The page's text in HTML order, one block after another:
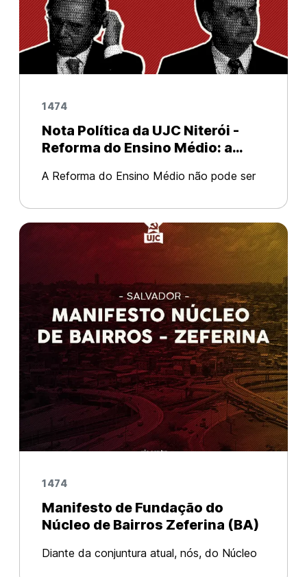
1474
Nota Política da UJC Niterói -
Reforma do Ensino Médio: a
e a formação da nova classe
A Reforma do Ensino Médio não pode ser
demais reformas empreendidas do governo
Temer para cá. A Reforma Trabalhista, o
Teto de Gastos e a Reforma da
Previdência s
1474
Manifesto de Fundação do
Núcleo de Bairros Zeferina (BA)
Diante da conjuntura atual, nós, do Núcleo